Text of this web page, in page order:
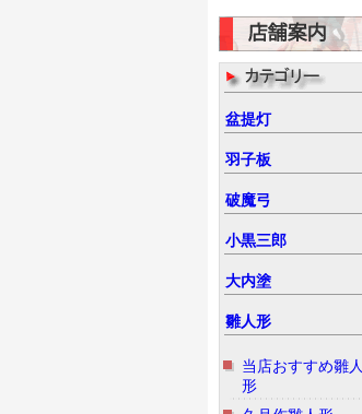
盆提灯
羽子板
破魔弓
小黒三郎
大内塗
雛人形
当店おすすめ雛人
形